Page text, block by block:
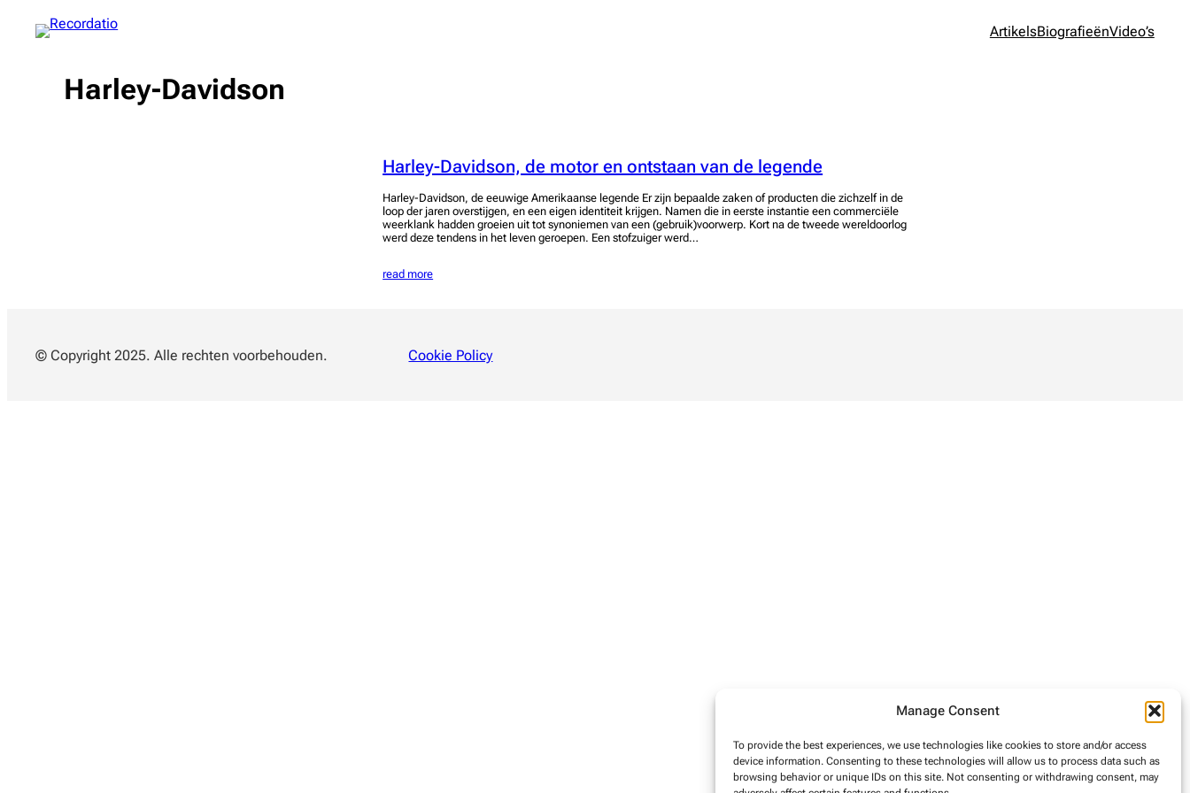
Manage Consent
To provide the best experiences, we use technologies like cookies to store and/or access
device information. Consenting to these technologies will allow us to process data such as
browsing behavior or unique IDs on this site. Not consenting or withdrawing consent, may
ArtikelsBiografieënVideo’s
Harley-Davidson
Harley-Davidson, de motor en ontstaan van de legende
Harley-Davidson, de eeuwige Amerikaanse legende Er zijn bepaalde zaken of producten die zichzelf in de
loop der jaren overstijgen, en een eigen identiteit krijgen. Namen die in eerste instantie een commerciële
weerklank hadden groeien uit tot synoniemen van een (gebruik)voorwerp. Kort na de tweede wereldoorlog
werd deze tendens in het leven geroepen. Een stofzuiger werd…
read more
© Copyright 2025. Alle rechten voorbehouden. Cookie Policy